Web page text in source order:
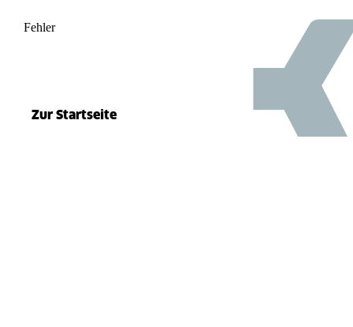
Fehler 500
Zur Startseite